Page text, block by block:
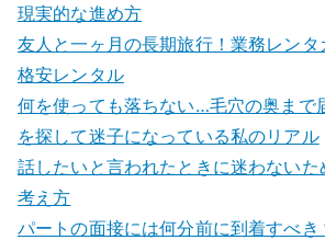
現実的な進め方
友人と一ヶ月の長期旅行！業務レン
格安レンタル
何を使っても落ちない…毛穴の奥まで
を探して迷子になっている私のリアル
話したいと言われたときに迷わない
考え方
パートの面接には何分前に到着すべ